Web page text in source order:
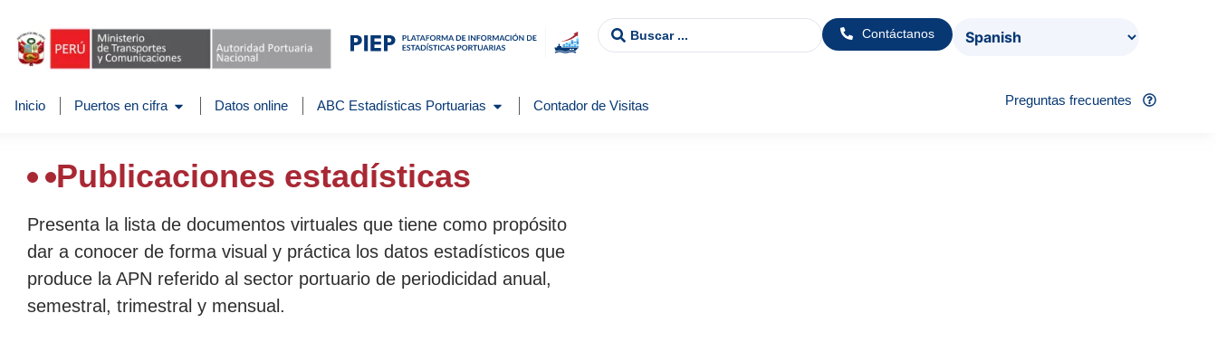
Contáctanos
Inicio Puertos en cifra Datos online ABC Estadísticas Portuarias Contador de Visitas Preguntas frecuentes
Publicaciones estadísticas
Presenta la lista de documentos virtuales que tiene como propósito
dar a conocer de forma visual y práctica los datos estadísticos que
produce la APN referido al sector portuario de periodicidad anual,
semestral, trimestral y mensual.